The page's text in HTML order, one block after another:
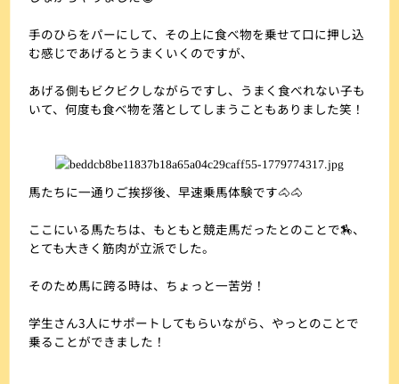
手のひらをパーにして、その上に食べ物を乗せて口に押し込
む感じであげるとうまくいくのですが、
あげる側もビクビクしながらですし、うまく食べれない子も
いて、何度も食べ物を落としてしまうこともありました笑！
馬たちに一通りご挨拶後、早速乗馬体験です🐴🐴
ここにいる馬たちは、もともと競走馬だったとのことで🏇、
とても大きく筋肉が立派でした。
そのため馬に跨る時は、ちょっと一苦労！
学生さん3人にサポートしてもらいながら、やっとのことで
乗ることができました！